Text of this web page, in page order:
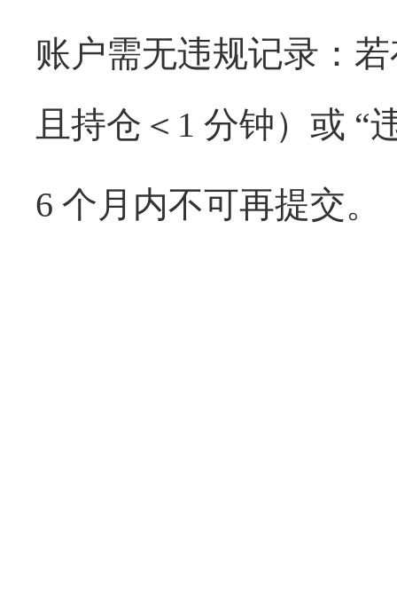
账户需无违规记录：
且持仓＜1 分钟）或 “
6 个月内不可再提交。